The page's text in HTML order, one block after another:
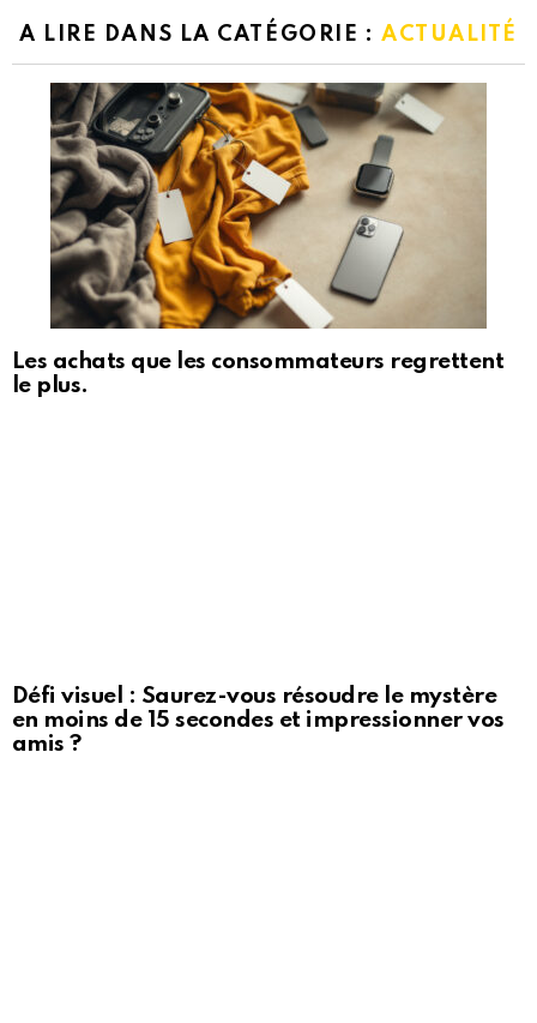
A LIRE DANS LA CATÉGORIE : ACTUALITÉ
Les achats que les consommateurs regrettent
le plus.
Défi visuel : Saurez-vous résoudre le mystère
en moins de 15 secondes et impressionner vos
amis ?